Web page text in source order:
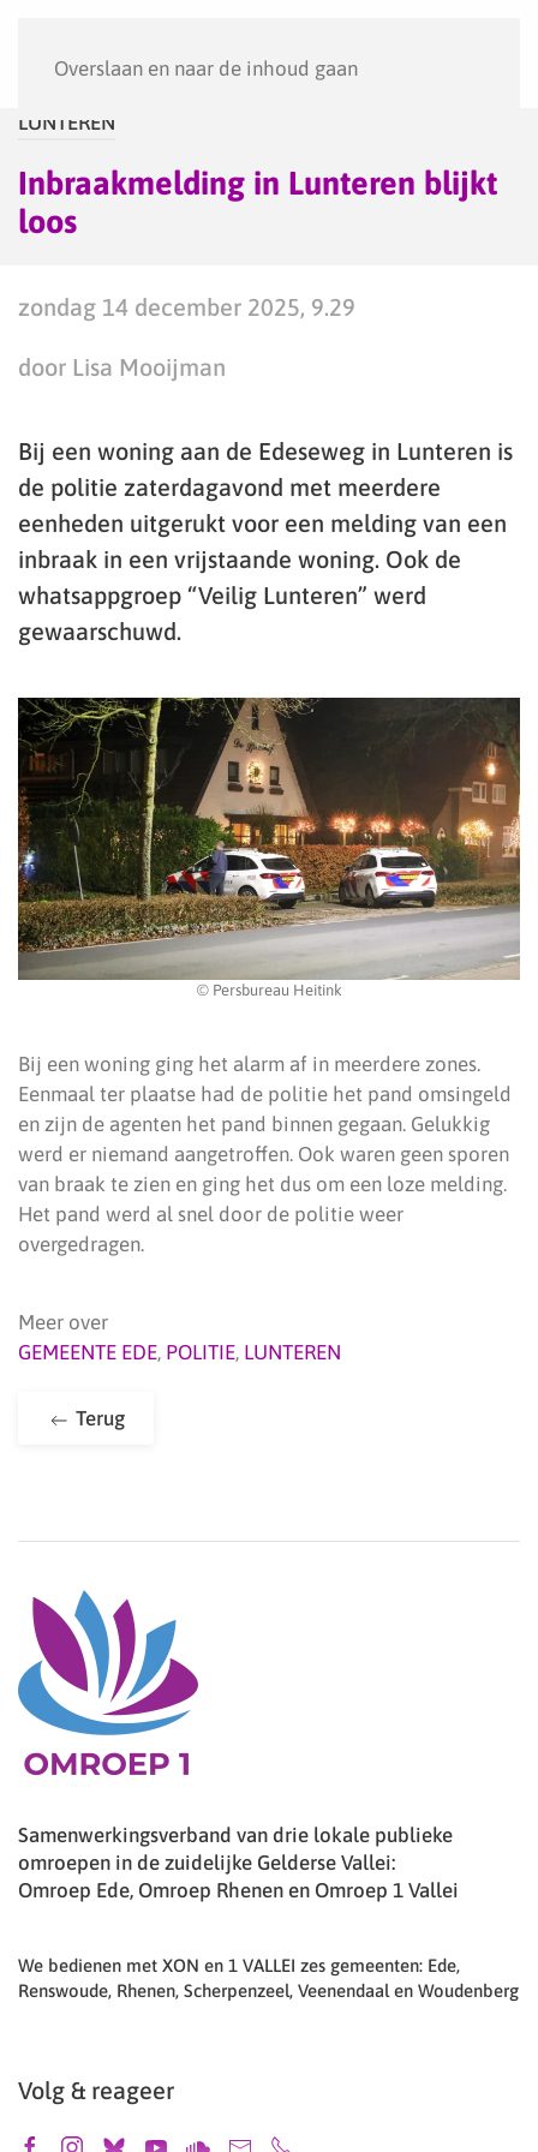
Overslaan en naar de inhoud gaan
LUNTEREN
Inbraakmelding in Lunteren blijkt
loos
zondag 14 december 2025, 9.29
door Lisa Mooijman
Bij een woning aan de Edeseweg in Lunteren is
de politie zaterdagavond met meerdere
eenheden uitgerukt voor een melding van een
inbraak in een vrijstaande woning. Ook de
whatsappgroep “Veilig Lunteren” werd
gewaarschuwd.
© Persbureau Heitink
Bij een woning ging het alarm af in meerdere zones.
Eenmaal ter plaatse had de politie het pand omsingeld
en zijn de agenten het pand binnen gegaan. Gelukkig
werd er niemand aangetroffen. Ook waren geen sporen
van braak te zien en ging het dus om een loze melding.
Het pand werd al snel door de politie weer
overgedragen.
Meer over
GEMEENTE EDE, POLITIE, LUNTEREN
Terug
Samenwerkingsverband van drie lokale publieke
omroepen in de zuidelijke Gelderse Vallei:
Omroep Ede, Omroep Rhenen en Omroep 1 Vallei
We bedienen met XON en 1 VALLEI zes gemeenten: Ede,
Renswoude, Rhenen, Scherpenzeel, Veenendaal en Woudenberg
Volg & reageer